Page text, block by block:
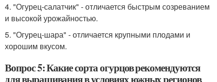
4. "Огурец-салатчик" - отличается быстрым созреванием
и высокой урожайностью.
5. "Огурец-шара" - отличается крупными плодами и
хорошим вкусом.
Вопрос 5: Какие сорта огурцов рекомендуются
для выращивания в условиях южных регионов